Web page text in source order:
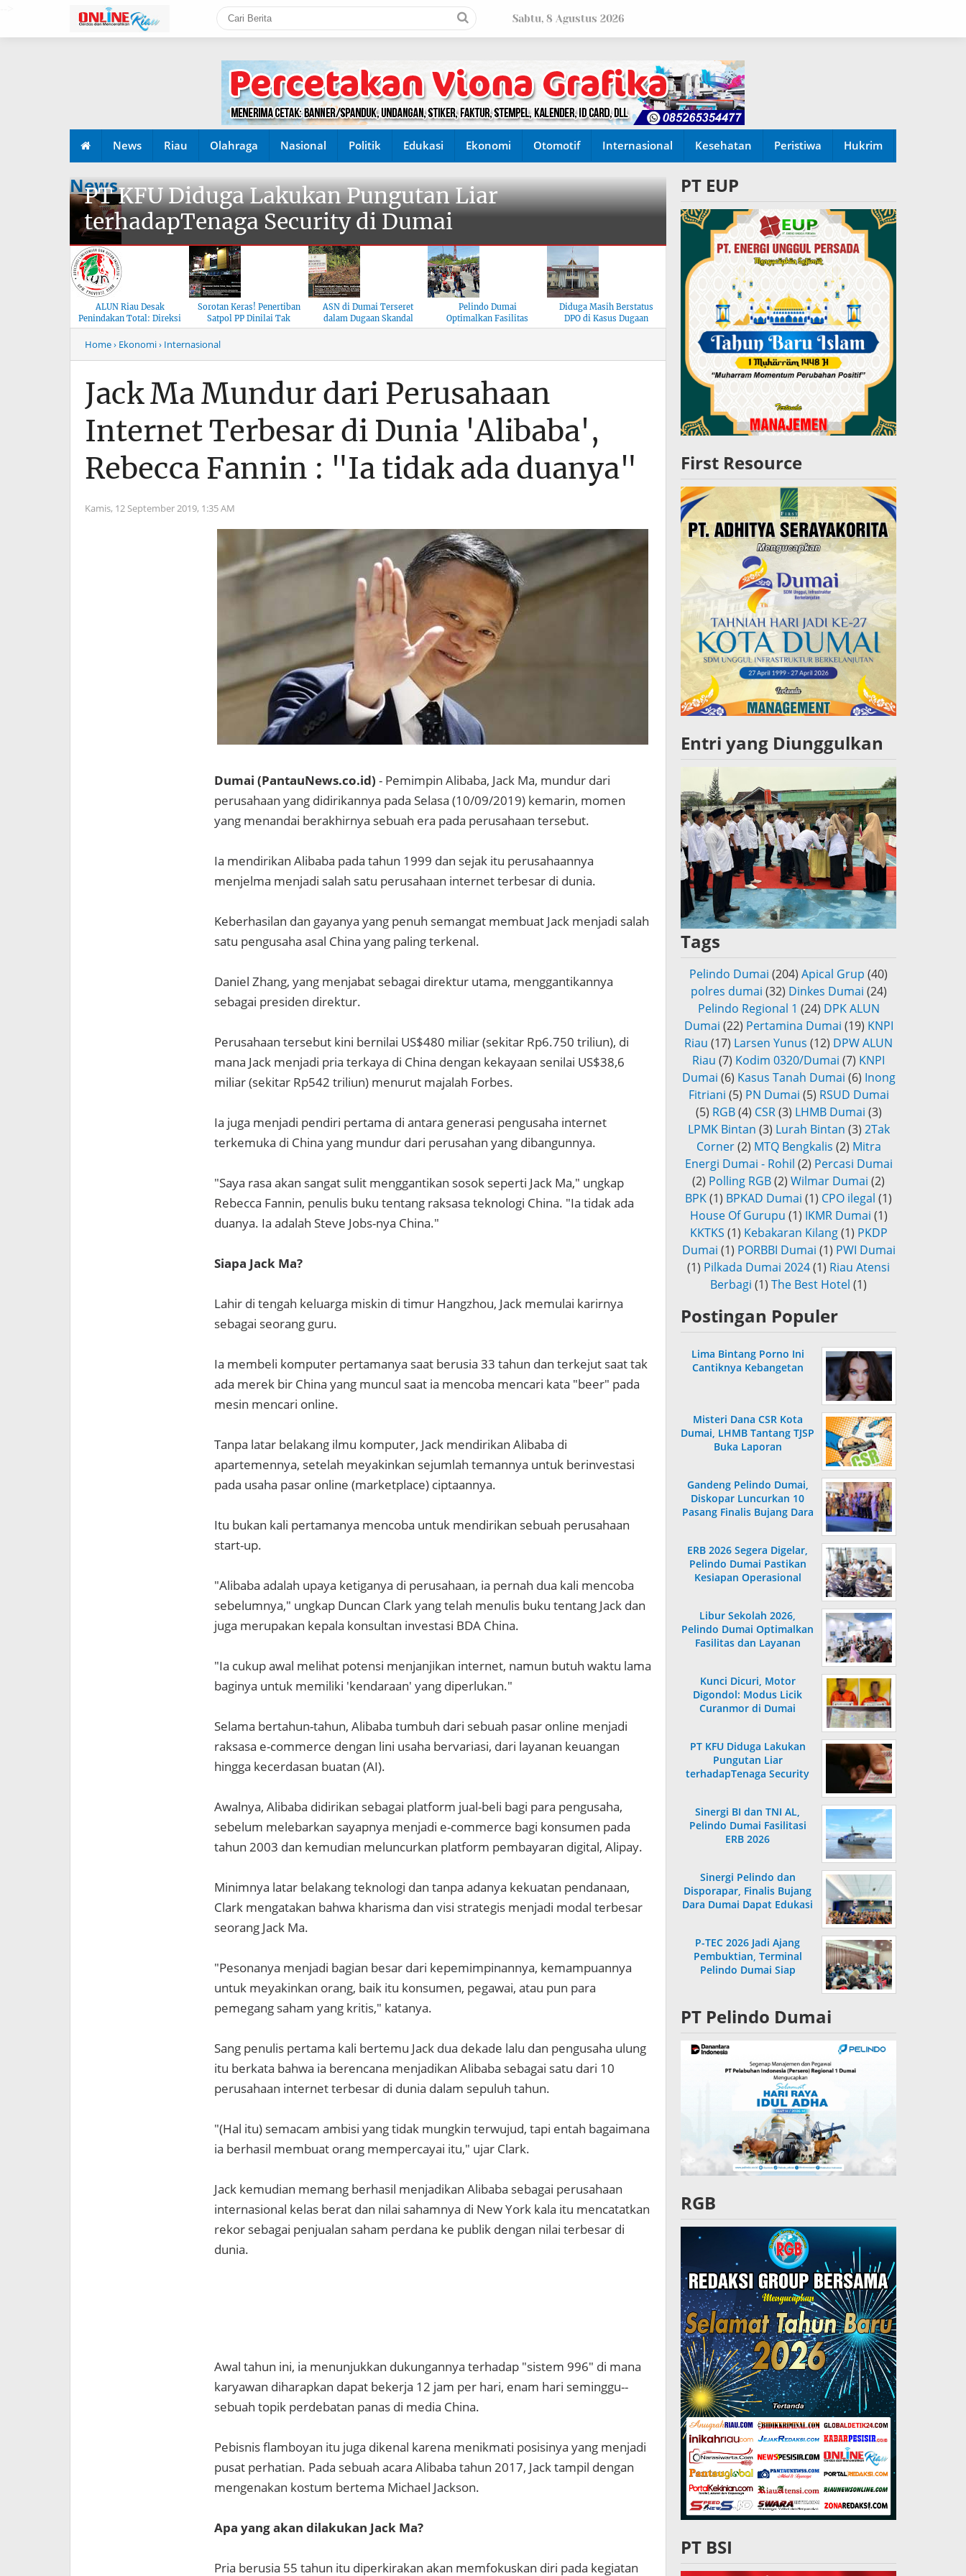
Sabtu, 8 Agustus 2026
News Riau Olahraga Nasional Politik Edukasi Ekonomi Otomotif Internasional Kesehatan Peristiwa Hukrim
News
PT KFU Diduga Lakukan Pungutan Liar
terhadapTenaga Security di Dumai
ALUN Riau Desak
Penindakan Total: Direksi
Musim Mas Harus
Bertanggung Jawab
Sorotan Keras! Penertiban
Satpol PP Dinilai Tak
Menyentuh “Kelas Atas”
Hiburan Malam
ASN di Dumai Terseret
dalam Dugaan Skandal
KSO, Integritas Aparatur
Pelindo Dumai
Optimalkan Fasilitas
untuk Kenyamanan Arus
Diduga Masih Berstatus
DPO di Kasus Dugaan
Pemalsuan Paspor, Polres
Home› Ekonomi› Internasional
Jack Ma Mundur dari Perusahaan
Internet Terbesar di Dunia 'Alibaba',
Rebecca Fannin : "Ia tidak ada duanya"
Kamis, 12 September 2019, 1:35 AM
Dumai (PantauNews.co.id) - Pemimpin Alibaba, Jack Ma, mundur dari
perusahaan yang didirikannya pada Selasa (10/09/2019) kemarin, momen
yang menandai berakhirnya sebuah era pada perusahaan tersebut.
Ia mendirikan Alibaba pada tahun 1999 dan sejak itu perusahaannya
menjelma menjadi salah satu perusahaan internet terbesar di dunia.
Keberhasilan dan gayanya yang penuh semangat membuat Jack menjadi salah
satu pengusaha asal China yang paling terkenal.
Daniel Zhang, yang menjabat sebagai direktur utama, menggantikannya
sebagai presiden direktur.
Perusahaan tersebut kini bernilai US$480 miliar (sekitar Rp6.750 triliun), di
mana Jack menjadi pria terkaya di China dengan kekayaan senilai US$38,6
miliar (sekitar Rp542 triliun) menurut majalah Forbes.
Ia juga menjadi pendiri pertama di antara generasi pengusaha internet
terkemuka di China yang mundur dari perusahan yang dibangunnya.
"Saya rasa akan sangat sulit menggantikan sosok seperti Jack Ma," ungkap
Rebecca Fannin, penulis buku tentang raksasa teknologi China. "Ia tidak ada
duanya. Ia adalah Steve Jobs-nya China."
Siapa Jack Ma?
Lahir di tengah keluarga miskin di timur Hangzhou, Jack memulai karirnya
sebagai seorang guru.
Ia membeli komputer pertamanya saat berusia 33 tahun dan terkejut saat tak
ada merek bir China yang muncul saat ia mencoba mencari kata "beer" pada
mesin mencari online.
Tanpa latar belakang ilmu komputer, Jack mendirikan Alibaba di
apartemennya, setelah meyakinkan sejumlah temannya untuk berinvestasi
pada usaha pasar online (marketplace) ciptaannya.
Itu bukan kali pertamanya mencoba untuk mendirikan sebuah perusahaan
start-up.
"Alibaba adalah upaya ketiganya di perusahaan, ia pernah dua kali mencoba
sebelumnya," ungkap Duncan Clark yang telah menulis buku tentang Jack dan
juga merupakan kepala konsultan investasi BDA China.
"Ia cukup awal melihat potensi menjanjikan internet, namun butuh waktu lama
baginya untuk memiliki 'kendaraan' yang diperlukan."
Selama bertahun-tahun, Alibaba tumbuh dari sebuah pasar online menjadi
raksasa e-commerce dengan lini usaha bervariasi, dari layanan keuangan
hingga kecerdasan buatan (AI).
Awalnya, Alibaba didirikan sebagai platform jual-beli bagi para pengusaha,
sebelum melebarkan sayapnya menjadi e-commerce bagi konsumen pada
tahun 2003 dan kemudian meluncurkan platform pembayaran digital, Alipay.
Minimnya latar belakang teknologi dan tanpa adanya kekuatan pendanaan,
Clark mengatakan bahwa kharisma dan visi strategis menjadi modal terbesar
seorang Jack Ma.
"Pesonanya menjadi bagian besar dari kepemimpinannya, kemampuannya
untuk meyakinkan orang, baik itu konsumen, pegawai, atau pun para
pemegang saham yang kritis," katanya.
Sang penulis pertama kali bertemu Jack dua dekade lalu dan pengusaha ulung
itu berkata bahwa ia berencana menjadikan Alibaba sebagai satu dari 10
perusahaan internet terbesar di dunia dalam sepuluh tahun.
"(Hal itu) semacam ambisi yang tidak mungkin terwujud, tapi entah bagaimana
ia berhasil membuat orang mempercayai itu," ujar Clark.
Jack kemudian memang berhasil menjadikan Alibaba sebagai perusahaan
internasional kelas berat dan nilai sahamnya di New York kala itu mencatatkan
rekor sebagai penjualan saham perdana ke publik dengan nilai terbesar di
dunia.
Awal tahun ini, ia menunjukkan dukungannya terhadap "sistem 996" di mana
karyawan diharapkan dapat bekerja 12 jam per hari, enam hari seminggu--
sebuah topik perdebatan panas di media China.
Pebisnis flamboyan itu juga dikenal karena menikmati posisinya yang menjadi
pusat perhatian. Pada sebuah acara Alibaba tahun 2017, Jack tampil dengan
mengenakan kostum bertema Michael Jackson.
Apa yang akan dilakukan Jack Ma?
Pria berusia 55 tahun itu diperkirakan akan memfokuskan diri pada kegiatan
PT EUP
First Resource
Entri yang Diunggulkan
Tags
Pelindo Dumai (204) Apical Grup (40)
polres dumai (32) Dinkes Dumai (24)
Pelindo Regional 1 (24) DPK ALUN
Dumai (22) Pertamina Dumai (19) KNPI
Riau (17) Larsen Yunus (12) DPW ALUN
Riau (7) Kodim 0320/Dumai (7) KNPI
Dumai (6) Kasus Tanah Dumai (6) Inong
Fitriani (5) PN Dumai (5) RSUD Dumai
(5) RGB (4) CSR (3) LHMB Dumai (3)
LPMK Bintan (3) Lurah Bintan (3) 2Tak
Corner (2) MTQ Bengkalis (2) Mitra
Energi Dumai - Rohil (2) Percasi Dumai
(2) Polling RGB(2) Wilmar Dumai (2)
BPK(1) BPKAD Dumai (1) CPO ilegal (1)
House Of Gurupu (1) IKMR Dumai (1)
KKTKS (1) Kebakaran Kilang (1) PKDP
Dumai (1) PORBBI Dumai (1) PWI Dumai
(1) Pilkada Dumai 2024(1) Riau Atensi
Berbagi (1) The Best Hotel (1)
Postingan Populer
Lima Bintang Porno Ini
Cantiknya Kebangetan
Misteri Dana CSR Kota
Dumai, LHMB Tantang TJSP
Buka Laporan
Gandeng Pelindo Dumai,
Diskopar Luncurkan 10
Pasang Finalis Bujang Dara
ERB 2026 Segera Digelar,
Pelindo Dumai Pastikan
Kesiapan Operasional
Libur Sekolah 2026,
Pelindo Dumai Optimalkan
Fasilitas dan Layanan
Kunci Dicuri, Motor
Digondol: Modus Licik
Curanmor di Dumai
PT KFU Diduga Lakukan
Pungutan Liar
terhadapTenaga Security
Sinergi BI dan TNI AL,
Pelindo Dumai Fasilitasi
ERB 2026
Sinergi Pelindo dan
Disporapar, Finalis Bujang
Dara Dumai Dapat Edukasi
P-TEC 2026 Jadi Ajang
Pembuktian, Terminal
Pelindo Dumai Siap
PT Pelindo Dumai
RGB
PT BSI